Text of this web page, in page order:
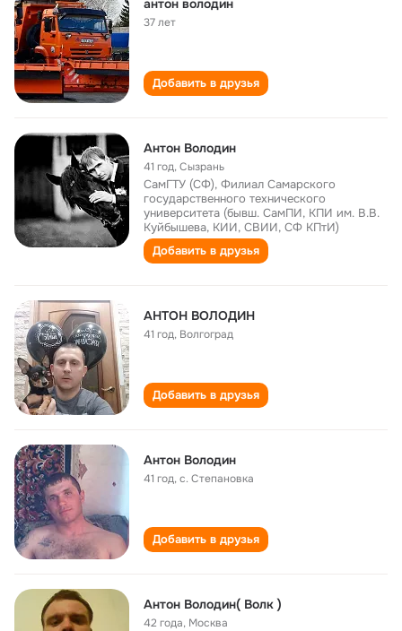
антон володин
37 лет
Добавить в друзья
Антон Володин
41 год,Сызрань
СамГТУ (СФ), Филиал Самарского
государственного технического
университета (бывш. СамПИ, КПИ им. В.В.
Куйбышева, КИИ, СВИИ, СФ КПтИ)
Добавить в друзья
АНТОН ВОЛОДИН
41 год, Волгоград
Добавить в друзья
Антон Володин
41 год,с. Степановка
Добавить в друзья
Антон Володин( Волк )
42 года, Москва